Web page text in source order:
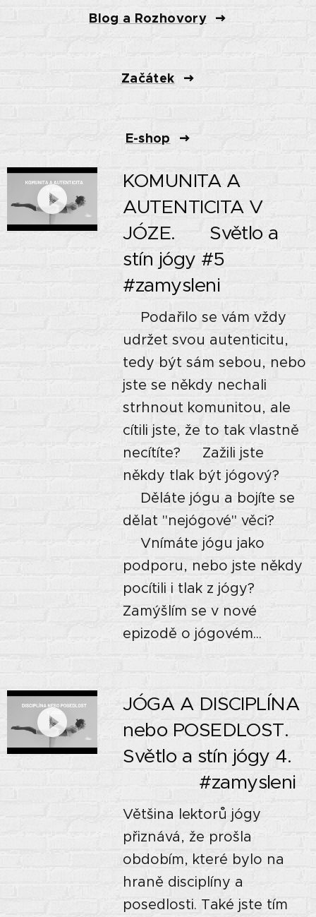
Blog a Rozhovory
Začátek
E-shop
KOMUNITA A
AUTENTICITA V
JÓZE. 🌗 Světlo a
stín jógy #5
#zamysleni
⭐Podařilo se vám vždy
udržet svou autenticitu,
tedy být sám sebou, nebo
jste se někdy nechali
strhnout komunitou, ale
cítili jste, že to tak vlastně
necítíte? ⭐Zažili jste
někdy tlak být jógový?
⭐Děláte jógu a bojíte se
dělat "nejógové" věci?
⭐Vnímáte jógu jako
podporu, nebo jste někdy
pocítili i tlak z jógy?
Zamýšlím se v nové
epizodě o jógovém...
JÓGA A DISCIPLÍNA
nebo POSEDLOST.
Světlo a stín jógy 4.
🌓🌗🌚 #zamysleni
Většina lektorů jógy
přiznává, že prošla
obdobím, které bylo na
hraně disciplíny a
posedlosti. Také jste tím